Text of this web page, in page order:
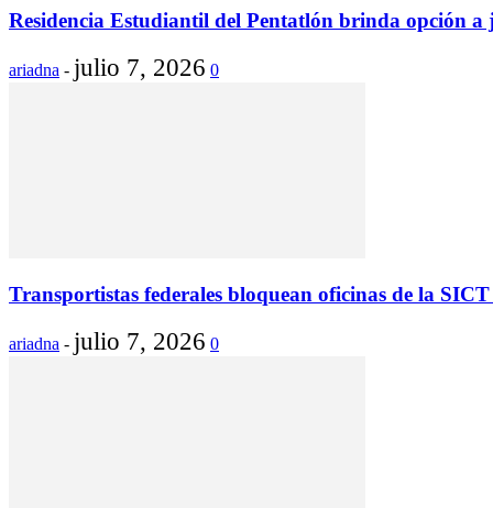
Residencia Estudiantil del Pentatlón brinda opción a
ariadna - julio 7, 2026 0
Transportistas federales bloquean oficinas de la
ariadna - julio 7, 2026 0